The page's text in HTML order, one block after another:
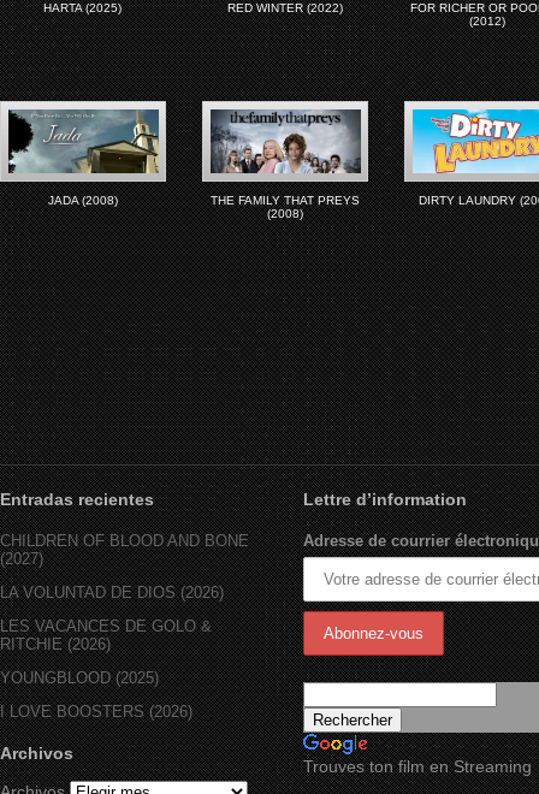
HARTA (2025) RED WINTER (2022)
FOR RICHER OR
(2012)
JADA (2008)
THE FAMILY THAT PREYS
(2008)
DIRTY LAUNDRY
Entradas recientes
CHILDREN OF BLOOD AND BONE
(2027)
LA VOLUNTAD DE DIOS (2026)
LES VACANCES DE GOLO &
RITCHIE (2026)
YOUNGBLOOD (2025)
I LOVE BOOSTERS (2026)
Archivos
Lettre d’information
Adresse de courrier
Trouves ton film en Streaming